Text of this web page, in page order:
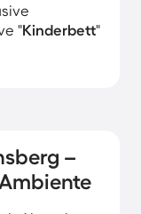
"Kinderbett"
–